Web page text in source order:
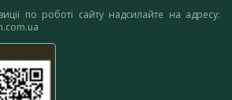
по роботі сайту надсилайте на адресу: